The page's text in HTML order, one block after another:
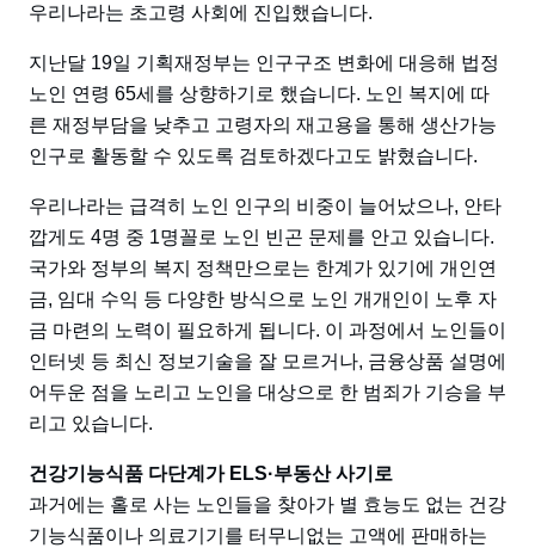
우리나라는 초고령 사회에 진입했습니다.
지난달 19일 기획재정부는 인구구조 변화에 대응해 법정
노인 연령 65세를 상향하기로 했습니다. 노인 복지에 따
른 재정부담을 낮추고 고령자의 재고용을 통해 생산가능
인구로 활동할 수 있도록 검토하겠다고도 밝혔습니다.
우리나라는 급격히 노인 인구의 비중이 늘어났으나, 안타
깝게도 4명 중 1명꼴로 노인 빈곤 문제를 안고 있습니다.
국가와 정부의 복지 정책만으로는 한계가 있기에 개인연
금, 임대 수익 등 다양한 방식으로 노인 개개인이 노후 자
금 마련의 노력이 필요하게 됩니다. 이 과정에서 노인들이
인터넷 등 최신 정보기술을 잘 모르거나, 금융상품 설명에
어두운 점을 노리고 노인을 대상으로 한 범죄가 기승을 부
리고 있습니다.
건강기능식품 다단계가 ELS·부동산 사기로
과거에는 홀로 사는 노인들을 찾아가 별 효능도 없는 건강
기능식품이나 의료기기를 터무니없는 고액에 판매하는